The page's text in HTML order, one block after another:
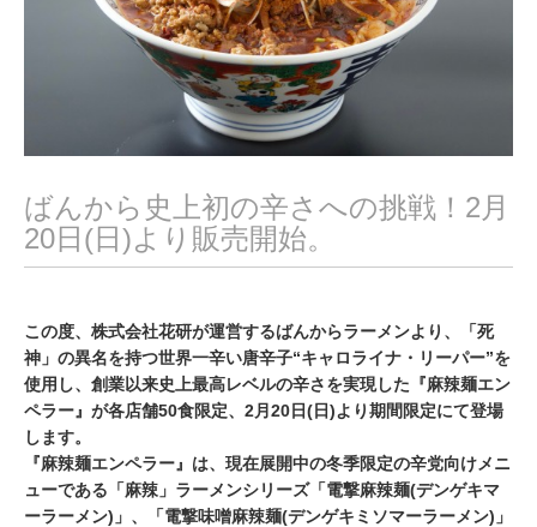
ばんから史上初の辛さへの挑戦！2月
20日(日)より販売開始。
この度、株式会社花研が運営するばんからラーメンより、「死
神」の異名を持つ世界一辛い唐辛子“キャロライナ・リーパー”を
使用し、創業以来史上最高レベルの辛さを実現した『麻辣麺エン
ペラー』が各店舗50食限定、2月20日(日)より期間限定にて登場
します。
『麻辣麺エンペラー』は、現在展開中の冬季限定の辛党向けメニ
ューである「麻辣」ラーメンシリーズ「電撃麻辣麺(デンゲキマ
ーラーメン)」、「電撃味噌麻辣麺(デンゲキミソマーラーメン)」